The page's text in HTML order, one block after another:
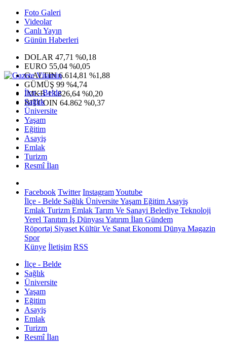
Foto Galeri
Videolar
Canlı Yayın
Günün Haberleri
DOLAR 47,71 %0,18
EURO 55,04 %0,05
G.ALTIN6.614,81 %1,88
GÜMÜŞ 99 %4,74
IMKB13.826,64 %0,20
BITCOIN 64.862 %0,37
İlçe - Belde
Sağlık
Üniversite
Yaşam
Eğitim
Asayiş
Emlak
Turizm
Resmî İlan
Facebook Twitter InstagramYoutube
İlçe - Belde Sağlık ÜniversiteYaşam Eğitim Asayiş
Emlak Turizm Emlak Tarım Ve Sanayi Belediye Teknoloji
Yerel Tanıtım İş Dünyası Yatırım İlan Gündem
Röportaj Siyaset Kültür Ve Sanat Ekonomi Dünya Magazin
Spor
Künye İletişim RSS
İlçe - Belde
Sağlık
Üniversite
Yaşam
Eğitim
Asayiş
Emlak
Turizm
Resmî İlan